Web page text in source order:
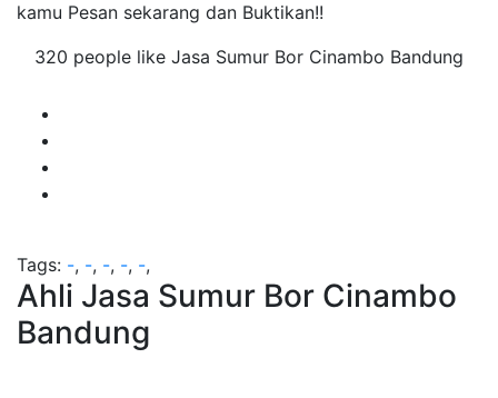
kamu Pesan sekarang dan Buktikan!!
320 people like Jasa Sumur Bor Cinambo Bandung
Tags: -, -, -, -, -,
Ahli Jasa Sumur Bor Cinambo
Bandung